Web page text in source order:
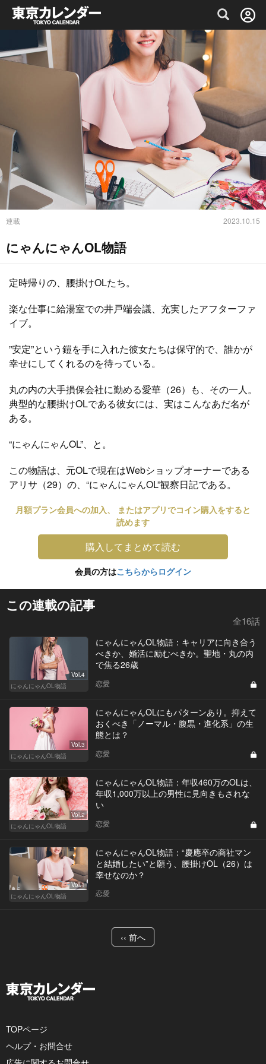
グルメ情報・プレミアムレストラン予約
連載 2023.10.15
にゃんにゃんOL物語
定時帰りの、腰掛けOLたち。
楽な仕事に給湯室での井戸端会議、充実したアフターファ
イブ。
”安定”という鎧を手に入れた彼女たちは保守的で、誰かが
幸せにしてくれるのを待っている。
丸の内の大手損保会社に勤める愛華（26）も、その一人。
典型的な腰掛けOLである彼女には、実はこんなあだ名が
ある。
“にゃんにゃんOL”、と。
この物語は、元OLで現在はWebショップオーナーである
アリサ（29）の、“にゃんにゃんOL”観察日記である。
月額プラン会員への加入、 またはアプリでコイン購入をすると
読めます
購入してまとめて読む
会員の方はこちらからログイン
この連載の記事
全16話
Vol.4
にゃんにゃんOL物語
にゃんにゃんOL物語：キャリアに向き合う
べきか、婚活に励むべきか。聖地・丸の内
で焦る26歳
恋愛
Vol.3
にゃんにゃんOL物語
にゃんにゃんOLにもパターンあり。抑えて
おくべき「ノーマル・腹黒・進化系」の生
態とは？
恋愛
Vol.2
にゃんにゃんOL物語
にゃんにゃんOL物語：年収460万のOLは、
年収1,000万以上の男性に見向きもされな
い
恋愛
Vol.1
にゃんにゃんOL物語
にゃんにゃんOL物語：“慶應卒の商社マン
と結婚したい”と願う、腰掛けOL（26）は
幸せなのか？
恋愛
‹‹ 前へ
TOPページ
ヘルプ・お問合せ